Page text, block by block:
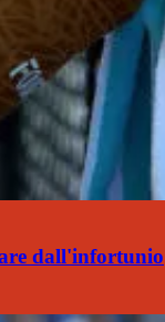
dall'infortunio